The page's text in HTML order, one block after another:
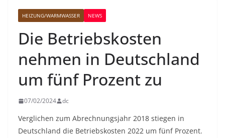
HEIZUNG/WARMWASSER NEWS
Die Betriebskosten
nehmen in Deutschland
um fünf Prozent zu
07/02/2024 dc
Verglichen zum Abrechnungsjahr 2018 stiegen in
Deutschland die Betriebskosten 2022 um fünf Prozent.